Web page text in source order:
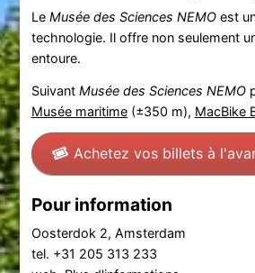
Le Musée des Sciences NEMOest
technologie. Il offre non seulement
entoure.
Suivant Musée des Sciences NEMO
Musée maritime(±350 m), MacBike
Achetez vos billets à
Pour information
Oosterdok 2, Amsterdam
tel. +31 205 313 233